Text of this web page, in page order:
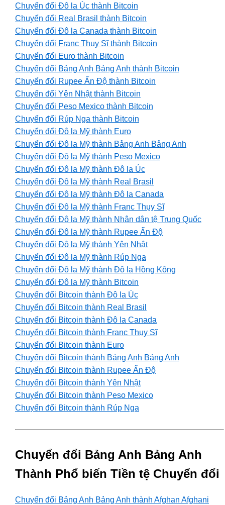
Chuyển đổi Đô la Úc thành Bitcoin
Chuyển đổi Real Brasil thành Bitcoin
Chuyển đổi Đô la Canada thành Bitcoin
Chuyển đổi Franc Thụy Sĩ thành Bitcoin
Chuyển đổi Euro thành Bitcoin
Chuyển đổi Bảng Anh Bảng Anh thành Bitcoin
Chuyển đổi Rupee Ấn Độ thành Bitcoin
Chuyển đổi Yên Nhật thành Bitcoin
Chuyển đổi Peso Mexico thành Bitcoin
Chuyển đổi Rúp Nga thành Bitcoin
Chuyển đổi Đô la Mỹ thành Euro
Chuyển đổi Đô la Mỹ thành Bảng Anh Bảng Anh
Chuyển đổi Đô la Mỹ thành Peso Mexico
Chuyển đổi Đô la Mỹ thành Đô la Úc
Chuyển đổi Đô la Mỹ thành Real Brasil
Chuyển đổi Đô la Mỹ thành Đô la Canada
Chuyển đổi Đô la Mỹ thành Franc Thụy Sĩ
Chuyển đổi Đô la Mỹ thành Nhân dân tệ Trung Quốc
Chuyển đổi Đô la Mỹ thành Rupee Ấn Độ
Chuyển đổi Đô la Mỹ thành Yên Nhật
Chuyển đổi Đô la Mỹ thành Rúp Nga
Chuyển đổi Đô la Mỹ thành Đô la Hồng Kông
Chuyển đổi Đô la Mỹ thành Bitcoin
Chuyển đổi Bitcoin thành Đô la Úc
Chuyển đổi Bitcoin thành Real Brasil
Chuyển đổi Bitcoin thành Đô la Canada
Chuyển đổi Bitcoin thành Franc Thụy Sĩ
Chuyển đổi Bitcoin thành Euro
Chuyển đổi Bitcoin thành Bảng Anh Bảng Anh
Chuyển đổi Bitcoin thành Rupee Ấn Độ
Chuyển đổi Bitcoin thành Yên Nhật
Chuyển đổi Bitcoin thành Peso Mexico
Chuyển đổi Bitcoin thành Rúp Nga
Chuyển đổi Bảng Anh Bảng Anh
Thành Phổ biến Tiền tệ Chuyển đổi
Chuyển đổi Bảng Anh Bảng Anh thành Afghan Afghani